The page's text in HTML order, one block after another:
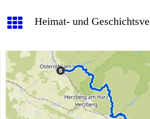
Heimat- und